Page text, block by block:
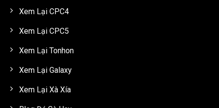
Xem Lại CPC4
Xem Lại CPC5
Xem Lại Tonhon
Xem Lại Galaxy
Xem Lại Xà Xía